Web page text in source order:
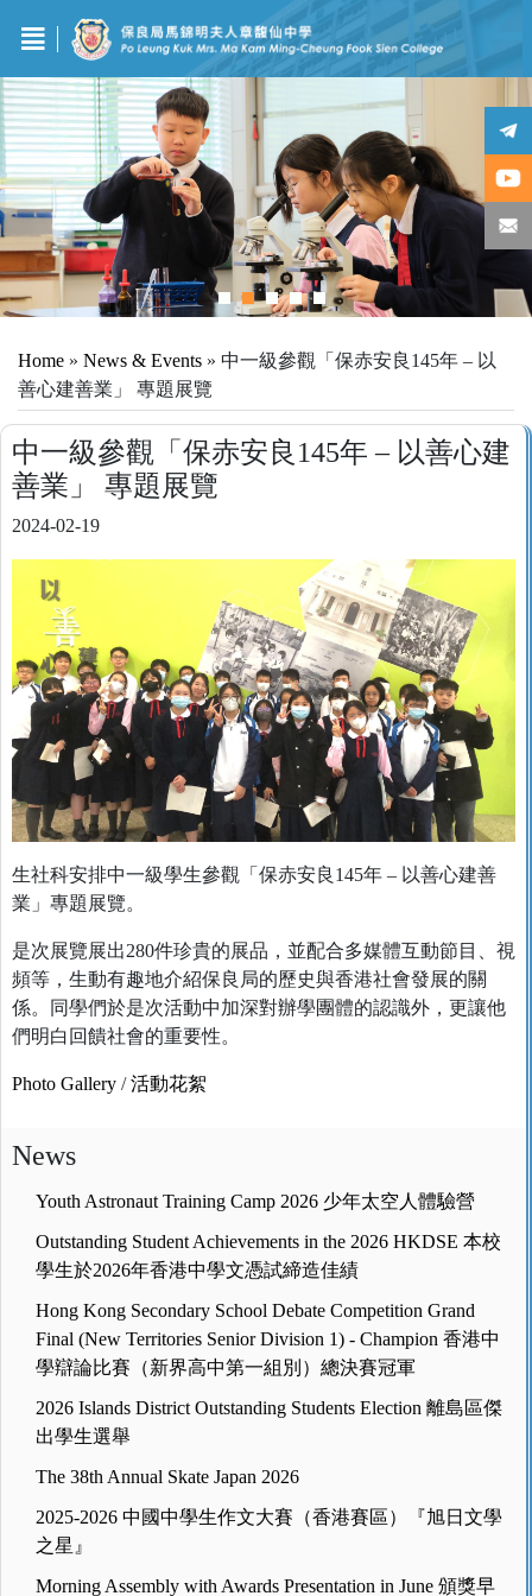
Home » News & Events » 中一級參觀「保赤安良145年 – 以
善心建善業」 專題展覽
中一級參觀「保赤安良145年 – 以善心建
善業」 專題展覽
2024-02-19
生社科安排中一級學生參觀「保赤安良145年 – 以善心建善
業」專題展覽。
是次展覽展出280件珍貴的展品，並配合多媒體互動節目、視
頻等，生動有趣地介紹保良局的歷史與香港社會發展的關
係。同學們於是次活動中加深對辦學團體的認識外，更讓他
們明白回饋社會的重要性。
Photo Gallery/活動花絮
News
Youth Astronaut Training Camp 2026 少年太空人體驗營
Outstanding Student Achievements in the 2026 HKDSE 本校
學生於2026年香港中學文憑試締造佳績
Hong Kong Secondary School Debate Competition Grand
Final (New Territories Senior Division 1) - Champion 香港中
學辯論比賽（新界高中第一組別）總決賽冠軍
2026 Islands District Outstanding Students Election 離島區傑
出學生選舉
The 38th Annual Skate Japan 2026
2025-2026 中國中學生作文大賽（香港賽區）『旭日文學
之星』
Morning Assembly with Awards Presentation in June 頒獎早